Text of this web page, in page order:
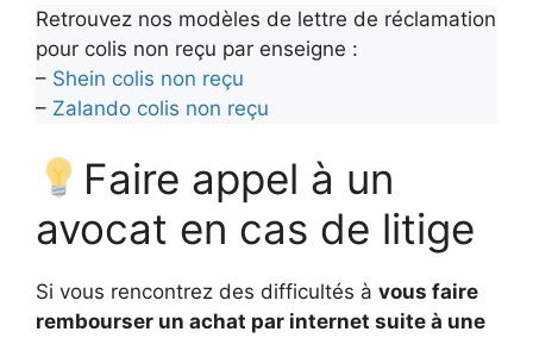
Retrouvez nos modèles de lettre de réclamation
pour colis non reçu par enseigne :
– Shein colis non reçu
– Zalando colis non reçu
Faire appel à un
avocat en cas de litige
Si vous rencontrez des difficultés à vous faire
rembourser un achat par internet suite à une